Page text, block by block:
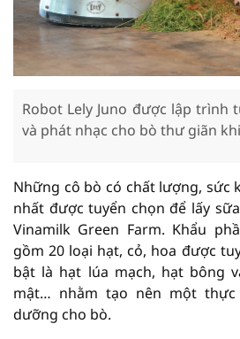
Robot Lely Juno được lập trình
và phát nhạc cho bò thư giãn
Những cô bò có chất lượng, sức
nhất được tuyển chọn để lấy
Vinamilk Green Farm. Khẩu
gồm 20 loại hạt, cỏ, hoa được
bật là hạt lúa mạch, hạt bông
mật… nhằm tạo nên một
dưỡng cho bò.